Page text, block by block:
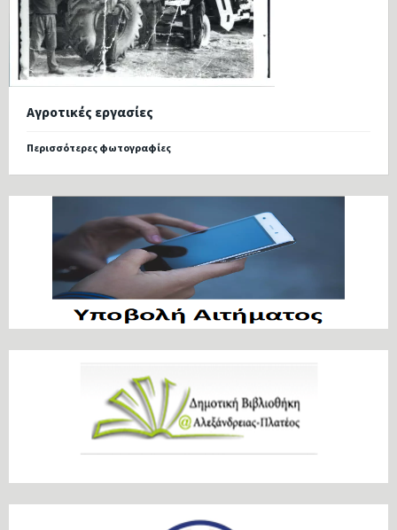
Αγροτικές εργασίες
Περισσότερες φωτογραφίες